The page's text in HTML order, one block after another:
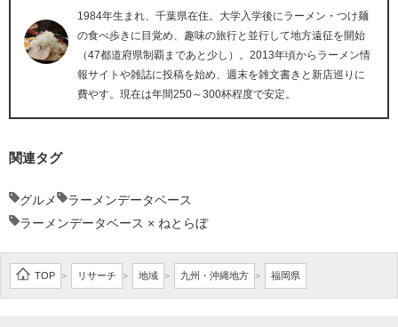
1984年生まれ、千葉県在住。大学入学後にラーメン・つけ麺
の食べ歩きに目覚め、趣味の旅行と並行して地方遠征を開始
（47都道府県制覇まであと少し）。2013年頃からラーメン情
報サイトや雑誌に投稿を始め、週末を雑文書きと新店巡りに
費やす。現在は年間250～300杯程度で安定。
関連タグ
グルメ
ラーメンデータベース
ラーメンデータベース × ねとらぼ
TOP > リサーチ > 地域 > 九州・沖縄地方 > 福岡県